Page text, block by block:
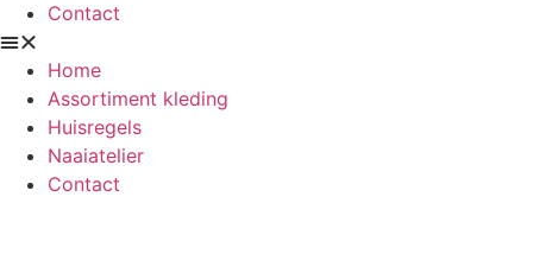
Contact
Home
Assortiment kleding
Huisregels
Naaiatelier
Contact